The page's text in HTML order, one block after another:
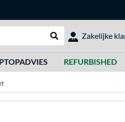
Webshop doorzoeken
Zakelijke
REFURBISHED